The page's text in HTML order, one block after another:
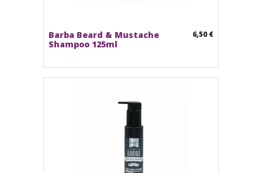
Barba Beard & Mustache
Shampoo 125ml
6,50 €